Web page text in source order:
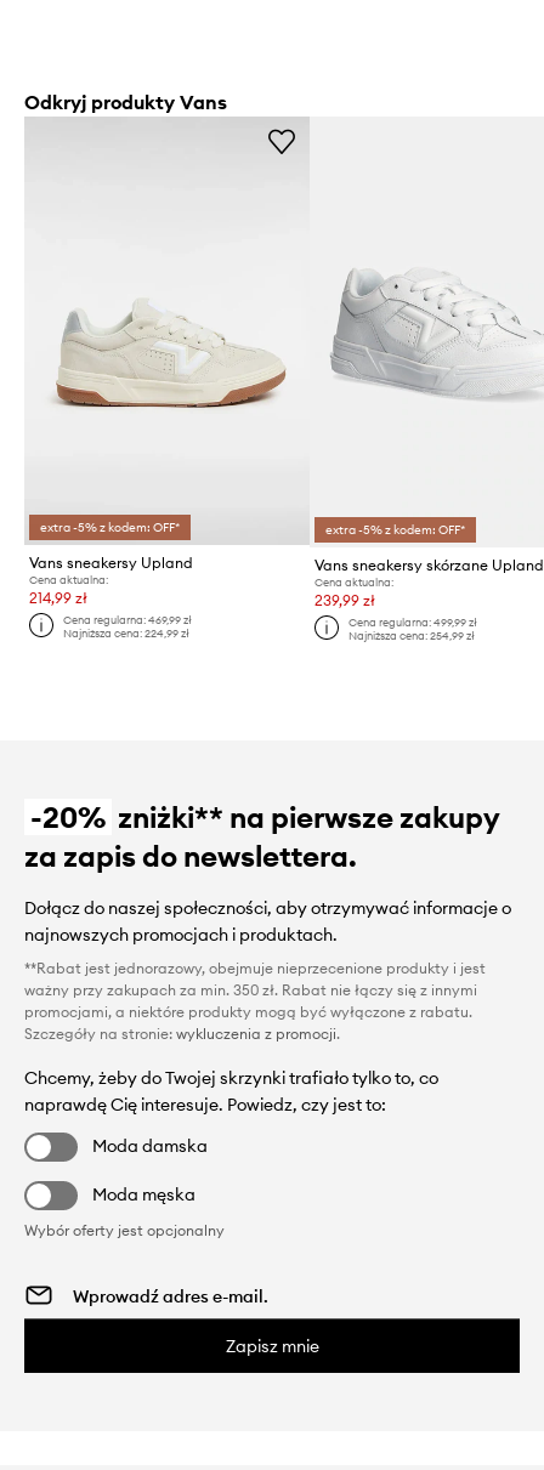
Odkryj produkty Vans
extra -5% z kodem: OFF*
Vans sneakersy Upland
Cena aktualna:
214,99 zł
Cena regularna:469,99 zł
Najniższa cena:224,99 zł
extra -5% z kodem: OFF*
Vans sneakersy skórzane Upland
Cena aktualna:
239,99 zł
Cena regularna: 499,99 zł
Najniższa cena: 254,99 zł
-20% zniżki** na pierwsze zakupy
za zapis do newslettera.
Dołącz do naszej społeczności, aby otrzymywać informacje o
najnowszych promocjach i produktach.
**Rabat jest jednorazowy, obejmuje nieprzecenione produkty i jest
ważny przy zakupach za min. 350 zł. Rabat nie łączy się z innymi
promocjami, a niektóre produkty mogą być wyłączone z rabatu.
Szczegóły na stronie: wykluczenia z promocji.
Chcemy, żeby do Twojej skrzynki trafiało tylko to, co
naprawdę Cię interesuje. Powiedz, czy jest to:
Moda damska
Moda męska
Wybór oferty jest opcjonalny
Zapisz mnie